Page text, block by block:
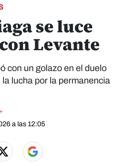
se luce
Levante
con un golazo en el duelo
lucha por la permanencia
a las 12:05